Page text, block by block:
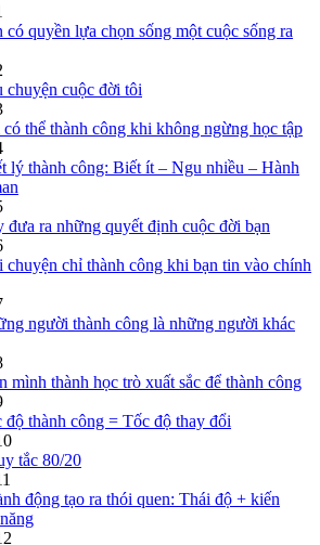
có quyền lựa chọn sống một cuộc sống ra
chuyện cuộc đời tôi
thể thành công khi không ngừng học tập
lý thành công: Biết ít – Ngu nhiều – Hành
đưa ra những quyết định cuộc đời bạn
chỉ thành công khi bạn tin vào chính
người thành công là những người khác
mình thành học trò xuất sắc để thành công
độ thành công = Tốc độ thay đổi
tắc 80/20
động tạo ra thói quen: Thái độ + kiến